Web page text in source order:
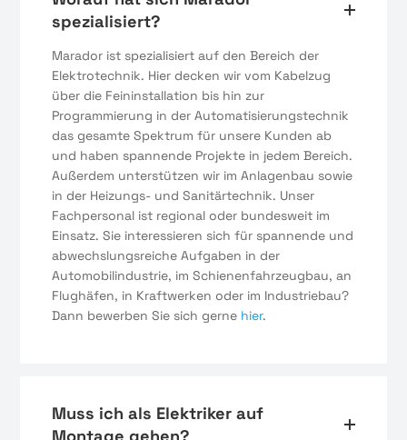
spezialisiert?
Marador ist spezialisiert auf den Bereich der
Elektrotechnik. Hier decken wir vom Kabelzug
über die Feininstallation bis hin zur
Programmierung in der Automatisierungstechnik
das gesamte Spektrum für unsere Kunden ab
und haben spannende Projekte in jedem Bereich.
Außerdem unterstützen wir im Anlagenbau sowie
in der Heizungs- und Sanitärtechnik. Unser
Fachpersonal ist regional oder bundesweit im
Einsatz. Sie interessieren sich für spannende und
abwechslungsreiche Aufgaben in der
Automobilindustrie, im Schienenfahrzeugbau, an
Flughäfen, in Kraftwerken oder im Industriebau?
Dann bewerben Sie sich gerne hier.
Muss ich als Elektriker auf